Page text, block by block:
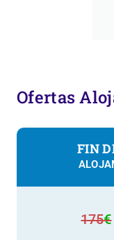
Ofertas
FIN
175€